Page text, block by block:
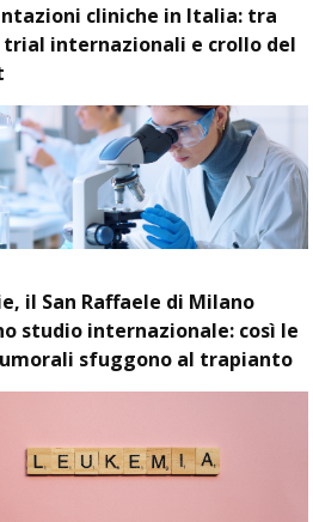
cliniche in Italia: tra
trial internazionali e crollo del
il San Raffaele di Milano
studio internazionale: così le
sfuggono al trapianto